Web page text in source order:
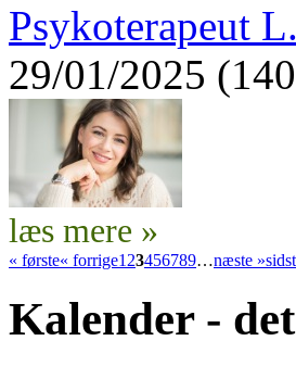
Psykoterapeut
29/01/2025
læs mere »
« første« forrige1 23456789…næste »
Kalender -